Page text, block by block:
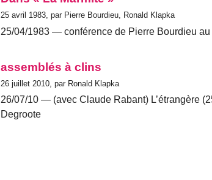
25 avril 1983, par Pierre Bourdieu, Ronald Klapka
25/04/1983 — conférence de Pierre Bourdieu
assemblés à clins
26 juillet 2010, par Ronald Klapka
26/07/10 — (avec Claude Rabant) L’étrangère
Degroote